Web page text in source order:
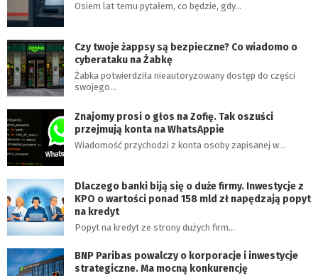
Osiem lat temu pytałem, co będzie, gdy…
Czy twoje żappsy są bezpieczne? Co wiadomo o
cyberataku na Żabkę
Żabka potwierdziła nieautoryzowany dostęp do części
swojego…
Znajomy prosi o głos na Zofię. Tak oszuści
przejmują konta na WhatsAppie
Wiadomość przychodzi z konta osoby zapisanej w…
Dlaczego banki biją się o duże firmy. Inwestycje z
KPO o wartości ponad 158 mld zł napędzają popyt
na kredyt
Popyt na kredyt ze strony dużych firm…
BNP Paribas powalczy o korporacje i inwestycje
strategiczne. Ma mocną konkurencję